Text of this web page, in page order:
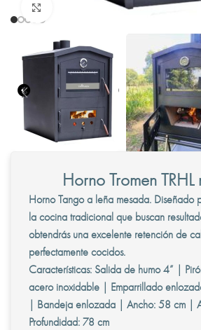
Clic para ampliar
Horno Tromen
Horno Tango a leña mesada. Diseñado
la cocina tradicional que buscan
obtendrás una excelente retención de
perfectamente cocidos.
Características: Salida de humo 4” |
acero inoxidable | Emparrillado
| Bandeja enlozada | Ancho: 58 cm |
Profundidad: 78 cm